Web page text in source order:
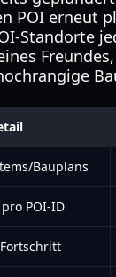
POI erneut
Standorte
Bauplans
POI-ID